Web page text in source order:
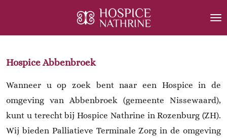
de
Hospice Abbenbroek
Wanneer u op zoek bent naar een Hospice in de
omgeving van Abbenbroek (gemeente Nissewaard),
kunt u terecht bij Hospice Nathrine in Rozenburg (ZH).
Wij bieden Palliatieve Terminale Zorg in de omgeving